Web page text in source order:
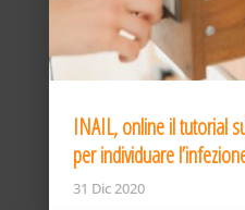
INAIL, online il tutorial
per individuare
31 Dic 2020